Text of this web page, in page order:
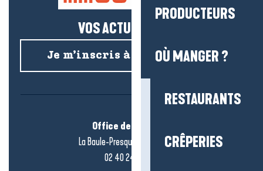
PRODUCTEURS
OÙ MANGER ?
RESTAURANTS
CRÊPERIES
VOS ACTUS SALÉES !
Je m’inscris à la newsletter
Office de tourisme
La Baule-Presqu’île de Guérande
02 40 24 34 44